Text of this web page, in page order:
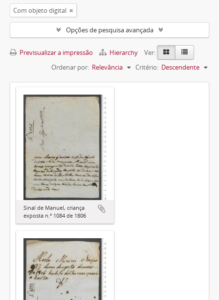
Com objeto digital
Opções de pesquisa avançada
Previsualizar a impressão Hierarchy
Ver:
Ordenar por: Relevância Critério: Descendente
Sinal de Manuel, criança
exposta n.º 1084 de 1806